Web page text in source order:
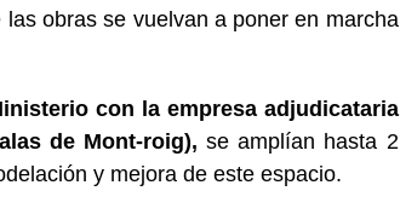
obras se vuelvan a poner en marcha
con la empresa adjudicataria
de Mont-roig), se amplían hasta 2
y mejora de este espacio.